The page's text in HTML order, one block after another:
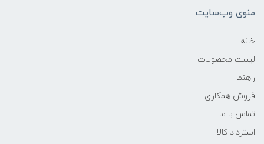
منوی وب‌سایت
خانه
لیست محصولات
راهنما
فروش همکاری
تماس با ما
استرداد کالا